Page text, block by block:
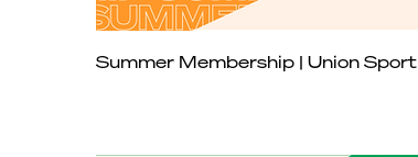
Schnellansicht
Summer Membership | Union Sport